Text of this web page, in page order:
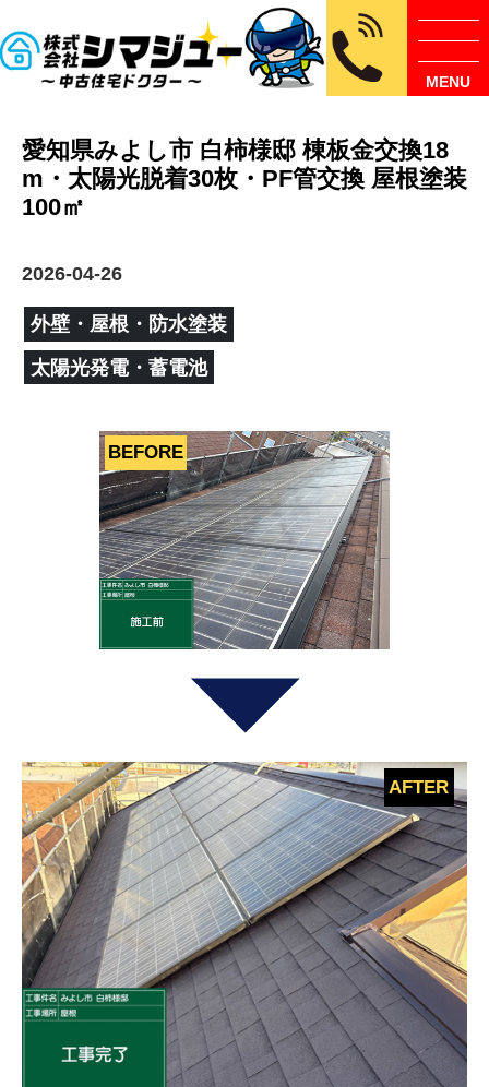
MENU
愛知県みよし市 白柿様邸 棟板金交換18
m・太陽光脱着30枚・PF管交換 屋根塗装
100㎡
2026-04-26
外壁・屋根・防水塗装
太陽光発電・蓄電池